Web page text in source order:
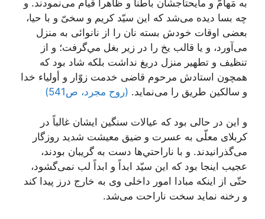
به مَهامّ و مايحتاجشان باطناً و ظاهراً قيام می‌‏نمودند. و
چه بسا ديده می‌‏شد كه اين سيّد كريم و سخىّ و با حيا،
بعضى اوقات خودش بسته نان را از نانوائى به منزل
می‌‏آورد، و يا قالب يخ را در زير بغل مي‌گرفت؛ و از
تنظيف و تطهير منزل دريغ نداشت بلكه شاد بود كه
همچون استادش مرحوم قاضى خدمت زوّار و أولياء خدا
و سالكين طريق را می‌نمايد. (روح مجرد، ص541)
و اين در حالى بود كه عيالات سنگين ايشان غالباً در
كربلاى معلّى به عسرت و ضيق معيشت شديد روزگار
می‌‏گذرانيدند. و با ناراحتي‌ها دست به گريبان بودند،
عجيب اينجا بود كه اين سيّد ابداً و ابداً لب نمی‌‏گشود،
حتّى از اينكه مبادا امور داخلى وى به خارج درز پيدا كند
و رخنه نمايد سخت ناراحت می‌‏شد.